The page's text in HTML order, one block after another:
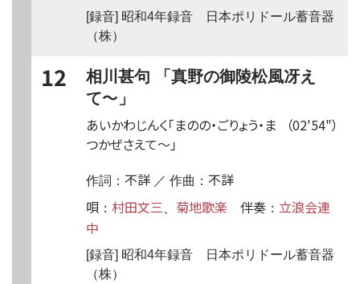
[録音] 昭和4年録音 日本ポリドール蓄音器
（株）
12
相川甚句 「真野の御陵松風冴え
て〜 」
（02'54"）
あいかわじんく「まのの・ごりょう・ま
つかぜさえて〜 」
作詞： 不詳 ／ 作曲： 不詳
唄 ： 村田文三 菊地歌楽 伴奏 ： 立浪会連
中
[録音] 昭和4年録音 日本ポリドール蓄音器
（株）